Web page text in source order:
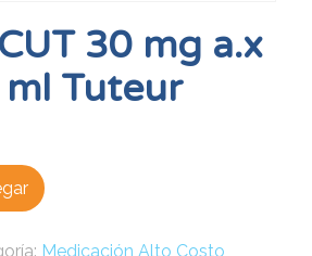
30 mg a.x
Tuteur
Medicación Alto Costo